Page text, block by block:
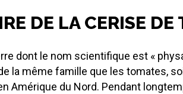
DE LA CERISE DE
dont le nom scientifique est «
la même famille que les tomates,
Amérique du Nord. Pendant